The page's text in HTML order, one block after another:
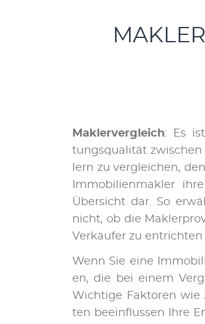
Maklervergleich: Es
tungs­qua­li­tät
lern zu ver­gleich­en,
Im­mo­bi­li­en­mak­ler
Über­sicht dar. So
nicht, ob die
Ver­käu­fer zu ent­rich­ten
Wenn Sie ei­ne
en, die bei ei­nem
Wich­ti­ge Fak­to­ren
ten be­ein­flus­sen Ihre